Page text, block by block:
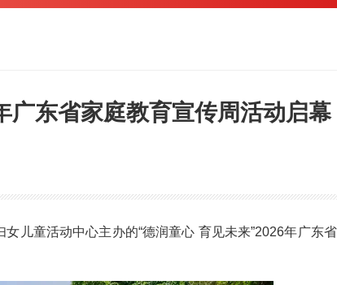
广东省家庭教育宣传周活动启幕
儿童活动中心主办的“德润童心 育见未来”2026年广东